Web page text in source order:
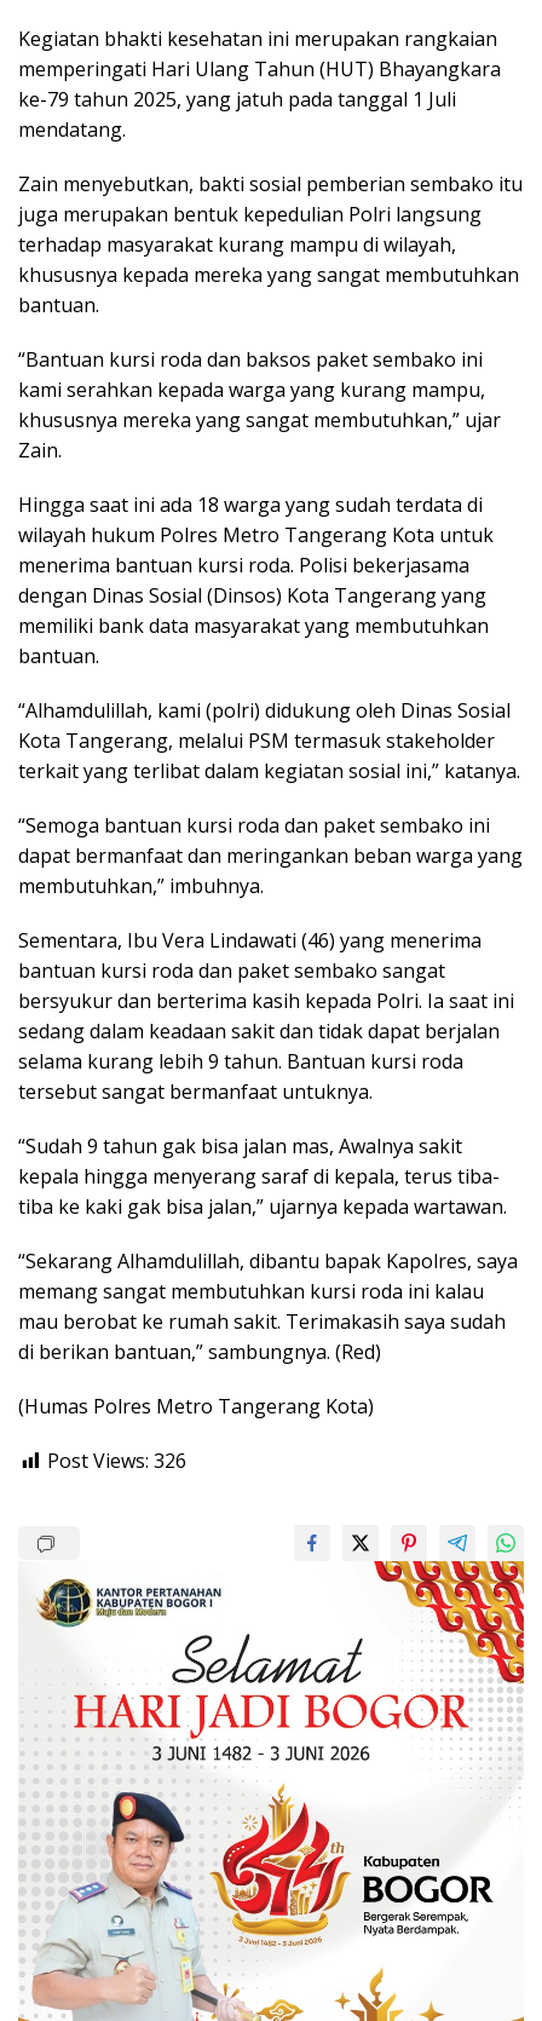
Kegiatan bhakti kesehatan ini merupakan rangkaian
memperingati Hari Ulang Tahun (HUT) Bhayangkara
ke-79 tahun 2025, yang jatuh pada tanggal 1 Juli
mendatang.
Zain menyebutkan, bakti sosial pemberian sembako itu
juga merupakan bentuk kepedulian Polri langsung
terhadap masyarakat kurang mampu di wilayah,
khususnya kepada mereka yang sangat membutuhkan
bantuan.
“Bantuan kursi roda dan baksos paket sembako ini
kami serahkan kepada warga yang kurang mampu,
khususnya mereka yang sangat membutuhkan,” ujar
Zain.
Hingga saat ini ada 18 warga yang sudah terdata di
wilayah hukum Polres Metro Tangerang Kota untuk
menerima bantuan kursi roda. Polisi bekerjasama
dengan Dinas Sosial (Dinsos) Kota Tangerang yang
memiliki bank data masyarakat yang membutuhkan
bantuan.
“Alhamdulillah, kami (polri) didukung oleh Dinas Sosial
Kota Tangerang, melalui PSM termasuk stakeholder
terkait yang terlibat dalam kegiatan sosial ini,” katanya.
“Semoga bantuan kursi roda dan paket sembako ini
dapat bermanfaat dan meringankan beban warga yang
membutuhkan,” imbuhnya.
Sementara, Ibu Vera Lindawati (46) yang menerima
bantuan kursi roda dan paket sembako sangat
bersyukur dan berterima kasih kepada Polri. Ia saat ini
sedang dalam keadaan sakit dan tidak dapat berjalan
selama kurang lebih 9 tahun. Bantuan kursi roda
tersebut sangat bermanfaat untuknya.
“Sudah 9 tahun gak bisa jalan mas, Awalnya sakit
kepala hingga menyerang saraf di kepala, terus tiba-
tiba ke kaki gak bisa jalan,” ujarnya kepada wartawan.
“Sekarang Alhamdulillah, dibantu bapak Kapolres, saya
memang sangat membutuhkan kursi roda ini kalau
mau berobat ke rumah sakit. Terimakasih saya sudah
di berikan bantuan,” sambungnya. (Red)
(Humas Polres Metro Tangerang Kota)
Post Views: 326